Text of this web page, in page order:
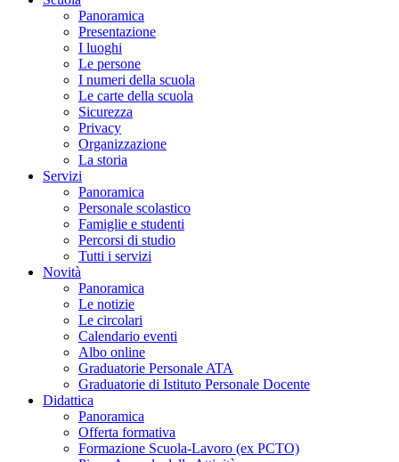
Panoramica
Presentazione
I luoghi
Le persone
I numeri della scuola
Le carte della scuola
Sicurezza
Privacy
Organizzazione
La storia
Servizi
Panoramica
Personale scolastico
Famiglie e studenti
Percorsi di studio
Tutti i servizi
Novità
Panoramica
Le notizie
Le circolari
Calendario eventi
Albo online
Graduatorie Personale ATA
Graduatorie di Istituto Personale Docente
Didattica
Panoramica
Offerta formativa
Formazione Scuola-Lavoro (ex PCTO)